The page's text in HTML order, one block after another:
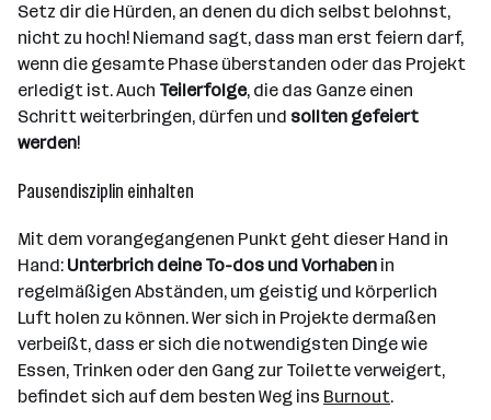
Setz dir die Hürden, an denen du dich selbst belohnst,
nicht zu hoch! Niemand sagt, dass man erst feiern darf,
wenn die gesamte Phase überstanden oder das Projekt
erledigt ist. Auch Teilerfolge, die das Ganze einen
Schritt weiterbringen, dürfen und sollten gefeiert
werden!
Pausendisziplin einhalten
Mit dem vorangegangenen Punkt geht dieser Hand in
Hand: Unterbrich deine To-dos und Vorhaben in
regelmäßigen Abständen, um geistig und körperlich
Luft holen zu können. Wer sich in Projekte dermaßen
verbeißt, dass er sich die notwendigsten Dinge wie
Essen, Trinken oder den Gang zur Toilette verweigert,
befindet sich auf dem besten Weg ins Burnout.